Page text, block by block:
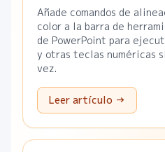
Añade comandos de
color a la barra de
de PowerPoint para
y otras teclas numéricas
vez.
Leer artículo →